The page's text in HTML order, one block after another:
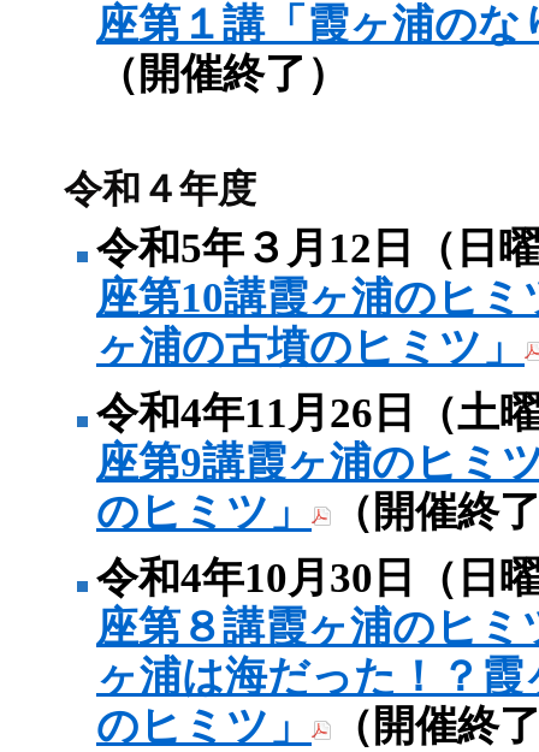
座第１講「霞ヶ浦の
（開催終了）
令和４年度
令和5年３月12日（日
座第10講霞ヶ浦のヒ
ヶ浦の古墳のヒミツ」
令和4年11月26日（土
座第9講霞ヶ浦のヒミ
のヒミツ」
（開催終
令和4年10月30日（日
座第８講霞ヶ浦のヒ
ヶ浦は海だった！？
のヒミツ」
（開催終